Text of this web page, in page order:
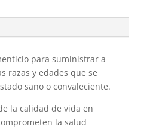
para suministrar a
razas y edades que se
sano o convaleciente.
la calidad de vida en
la salud